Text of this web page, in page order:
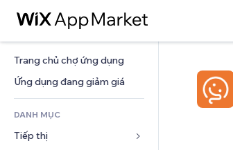
Trang chủ chợ ứng dụng
Ứng dụng đang giảm giá
DANH MỤC
Tiếp thị